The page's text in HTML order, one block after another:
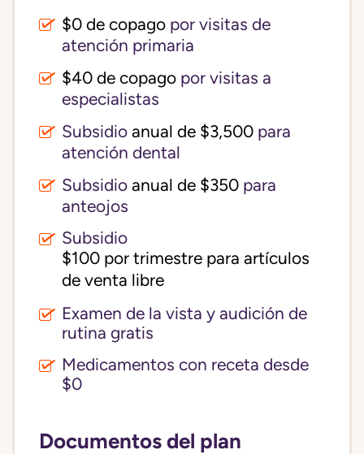
$0 de copago por visitas de
atención primaria
$40 de copago por visitas a
especialistas
Subsidio anual de $3,500 para
atención dental
Subsidio anual de $350 para
anteojos
Subsidio
$100 por trimestre para artículos
de venta libre
Examen de la vista y audición de
rutina gratis
Medicamentos con receta desde
$0
Documentos del plan